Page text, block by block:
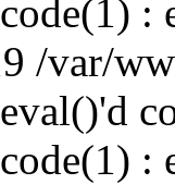
:
/var/
: